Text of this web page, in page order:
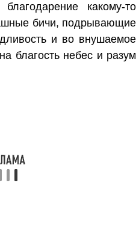
какому-то
бичи, подрывающие
и во внушаемое
благость небес и разум